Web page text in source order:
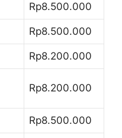
Rp8.500.000
Rp8.500.000
Rp8.200.000
Rp8.200.000
Rp8.500.000